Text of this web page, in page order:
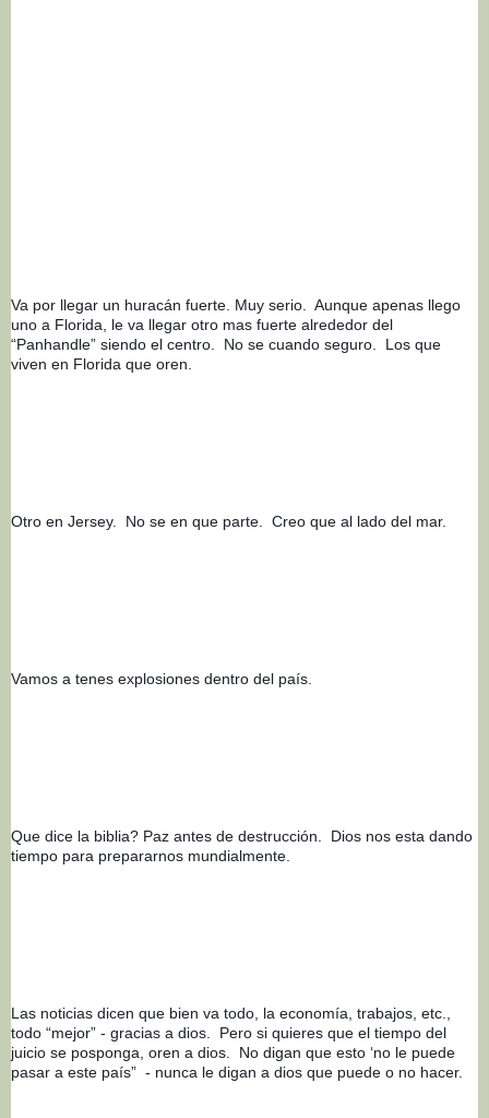
Va por llegar un huracán fuerte. Muy serio.  Aunque apenas llego
uno a Florida, le va llegar otro mas fuerte alrededor del
“Panhandle” siendo el centro.  No se cuando seguro.  Los que
viven en Florida que oren.
Otro en Jersey.  No se en que parte.  Creo que al lado del mar.
Vamos a tenes explosiones dentro del país.
Que dice la biblia? Paz antes de destrucción.  Dios nos esta dando
tiempo para prepararnos mundialmente.
Las noticias dicen que bien va todo, la economía, trabajos, etc.,
todo “mejor” - gracias a dios.  Pero si quieres que el tiempo del
juicio se posponga, oren a dios.  No digan que esto ‘no le puede
pasar a este país”  - nunca le digan a dios que puede o no hacer.